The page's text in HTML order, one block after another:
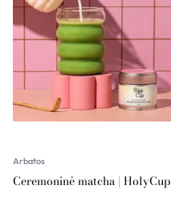
Arbatos
Ceremoninė matcha | HolyCup